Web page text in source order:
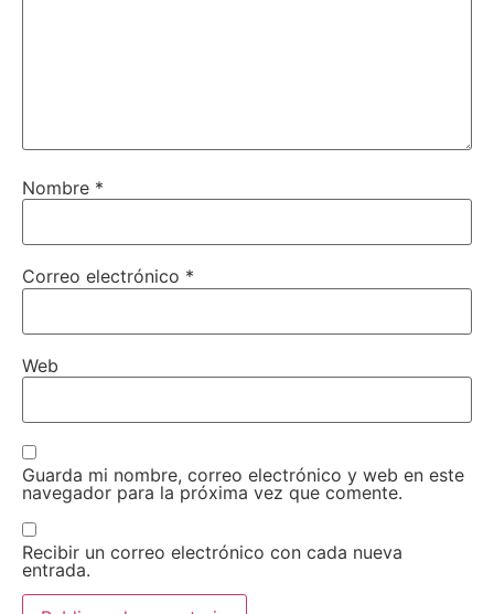
Nombre *
Correo electrónico *
Web
Guarda mi nombre, correo electrónico y web en este
navegador para la próxima vez que comente.
Recibir un correo electrónico con cada nueva
entrada.